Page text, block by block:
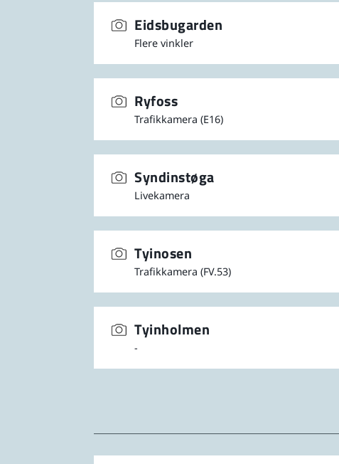
Eidsbugarden
Flere vinkler
Ryfoss
Trafikkamera (E16)
Syndinstøga
Livekamera
Tyinosen
Trafikkamera (FV.53)
Tyinholmen
-